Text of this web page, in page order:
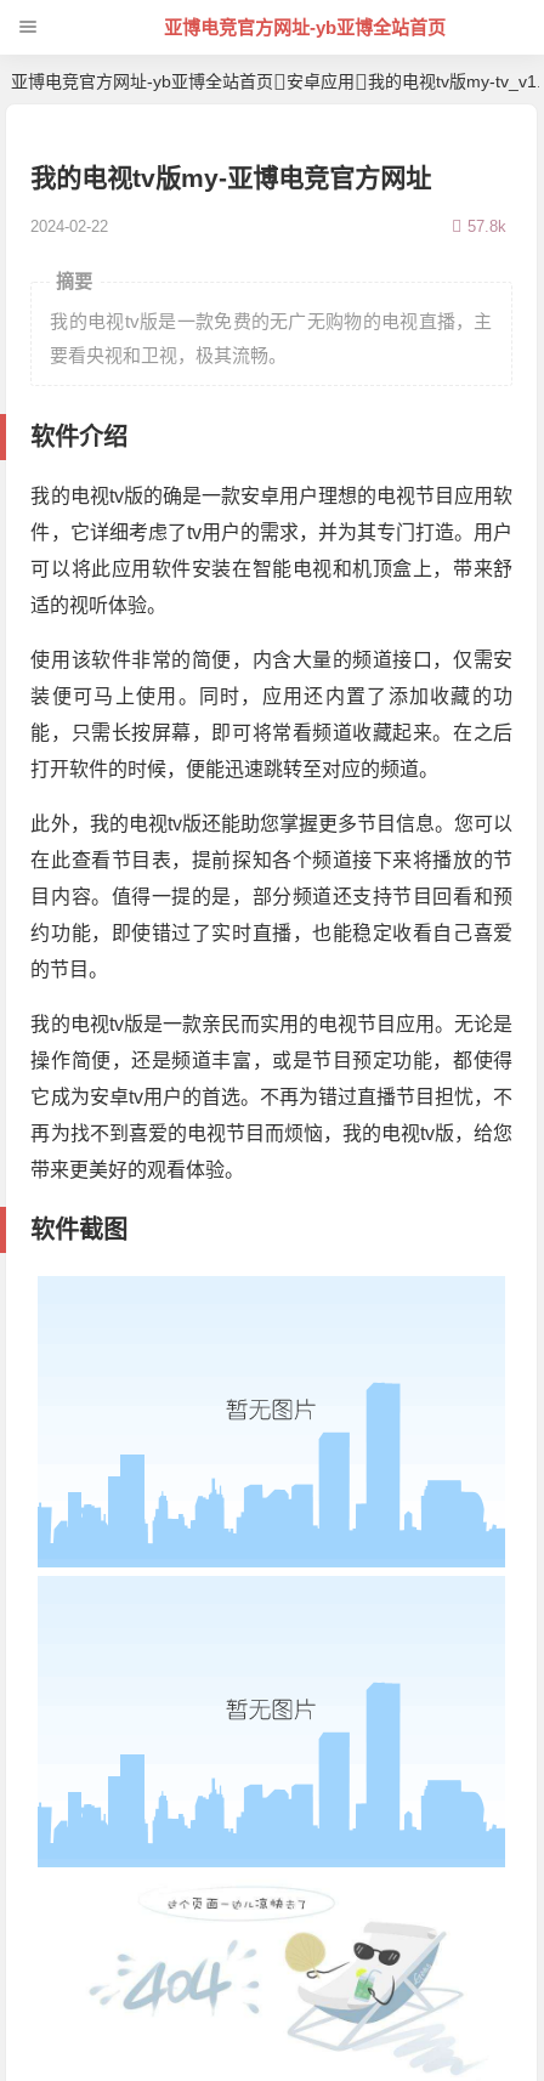
亚博电竞官方网址-yb亚博全站首页
亚博电竞官方网址-yb亚博全站首页 安卓应用 我的电视tv版my-
我的电视tv版my-亚博电竞官方网址
2024-02-22 57.8k
摘要
我的电视tv版是一款免费的无广无购物的电视直播，主
要看央视和卫视，极其流畅。
软件介绍
我的电视tv版的确是一款安卓用户理想的电视节目应用软
件，它详细考虑了tv用户的需求，并为其专门打造。用户
可以将此应用软件安装在智能电视和机顶盒上，带来舒
适的视听体验。
使用该软件非常的简便，内含大量的频道接口，仅需安
装便可马上使用。同时，应用还内置了添加收藏的功
能，只需长按屏幕，即可将常看频道收藏起来。在之后
打开软件的时候，便能迅速跳转至对应的频道。
此外，我的电视tv版还能助您掌握更多节目信息。您可以
在此查看节目表，提前探知各个频道接下来将播放的节
目内容。值得一提的是，部分频道还支持节目回看和预
约功能，即使错过了实时直播，也能稳定收看自己喜爱
的节目。
我的电视tv版是一款亲民而实用的电视节目应用。无论是
操作简便，还是频道丰富，或是节目预定功能，都使得
它成为安卓tv用户的首选。不再为错过直播节目担忧，不
再为找不到喜爱的电视节目而烦恼，我的电视tv版，给您
带来更美好的观看体验。
软件截图